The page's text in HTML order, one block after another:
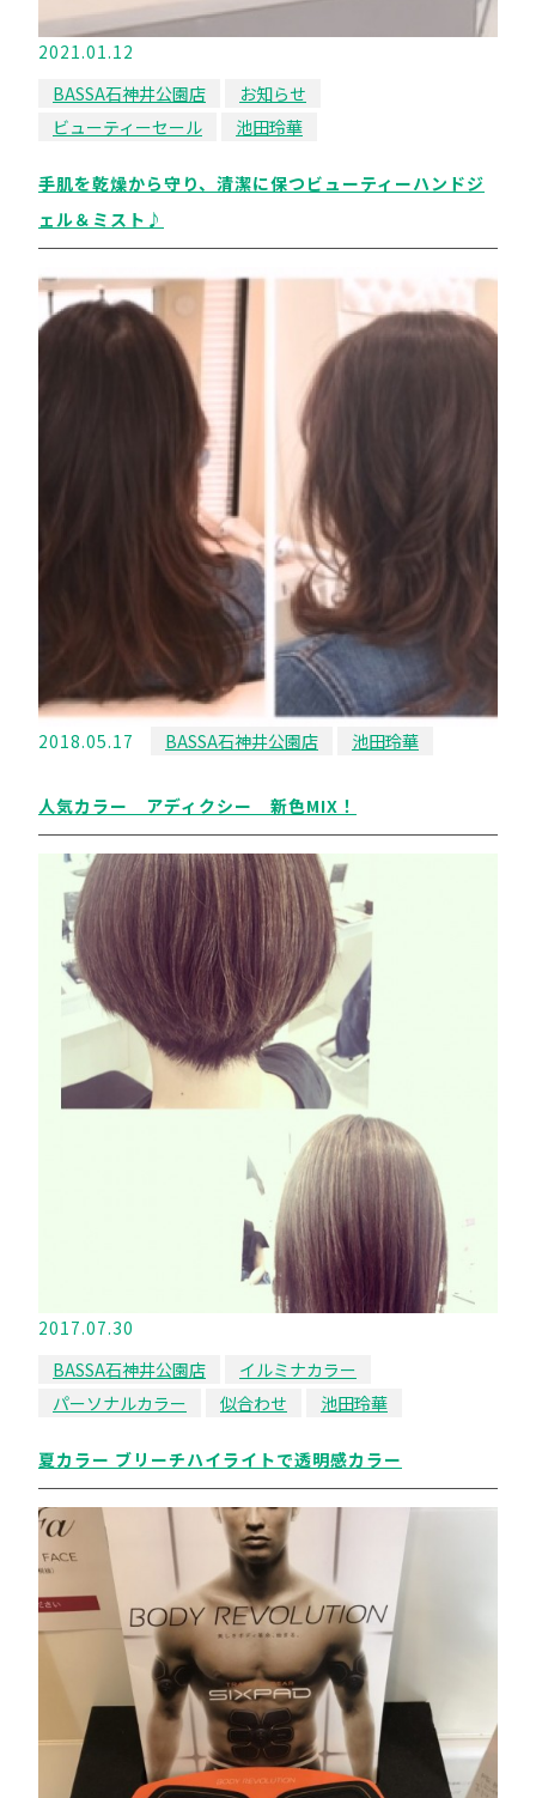
2021.01.12
BASSA石神井公園店
お知らせ
ビューティーセール
池田玲華
手肌を乾燥から守り、清潔に保つビューティーハンドジ
ェル＆ミスト♪
2018.05.17 BASSA石神井公園店 池田玲華
人気カラー アディクシー 新色MIX！
2017.07.30
BASSA石神井公園店
イルミナカラー
パーソナルカラー
似合わせ 池田玲華
夏カラー ブリーチハイライトで透明感カラー